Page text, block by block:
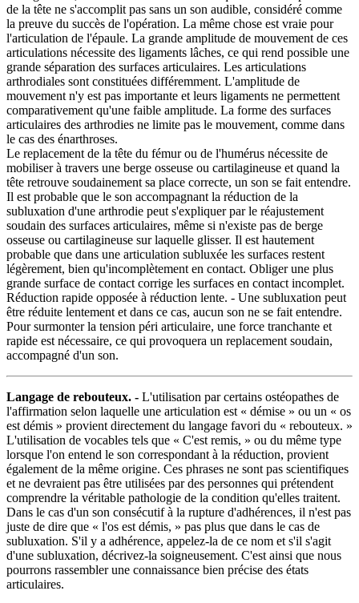
de la tête ne s'accomplit pas sans un son audible, considéré comme
la preuve du succès de l'opération. La même chose est vraie pour
l'articulation de l'épaule. La grande amplitude de mouvement de ces
articulations nécessite des ligaments lâches, ce qui rend possible une
grande séparation des surfaces articulaires. Les articulations
arthrodiales sont constituées différemment. L'amplitude de
mouvement n'y est pas importante et leurs ligaments ne permettent
comparativement qu'une faible amplitude. La forme des surfaces
articulaires des arthrodies ne limite pas le mouvement, comme dans
le cas des énarthroses.
Le replacement de la tête du fémur ou de l'humérus nécessite de
mobiliser à travers une berge osseuse ou cartilagineuse et quand la
tête retrouve soudainement sa place correcte, un son se fait entendre.
Il est probable que le son accompagnant la réduction de la
subluxation d'une arthrodie peut s'expliquer par le réajustement
soudain des surfaces articulaires, même si n'existe pas de berge
osseuse ou cartilagineuse sur laquelle glisser. Il est hautement
probable que dans une articulation subluxée les surfaces restent
légèrement, bien qu'incomplètement en contact. Obliger une plus
grande surface de contact corrige les surfaces en contact incomplet.
Réduction rapide opposée à réduction lente. - Une subluxation peut
être réduite lentement et dans ce cas, aucun son ne se fait entendre.
Pour surmonter la tension péri articulaire, une force tranchante et
rapide est nécessaire, ce qui provoquera un replacement soudain,
accompagné d'un son.
Langage de rebouteux. - L'utilisation par certains ostéopathes de
l'affirmation selon laquelle une articulation est « démise » ou un « os
est démis » provient directement du langage favori du « rebouteux. »
L'utilisation de vocables tels que « C'est remis, » ou du même type
lorsque l'on entend le son correspondant à la réduction, provient
également de la même origine. Ces phrases ne sont pas scientifiques
et ne devraient pas être utilisées par des personnes qui prétendent
comprendre la véritable pathologie de la condition qu'elles traitent.
Dans le cas d'un son consécutif à la rupture d'adhérences, il n'est pas
juste de dire que « l'os est démis, » pas plus que dans le cas de
subluxation. S'il y a adhérence, appelez-la de ce nom et s'il s'agit
d'une subluxation, décrivez-la soigneusement. C'est ainsi que nous
pourrons rassembler une connaissance bien précise des états
articulaires.